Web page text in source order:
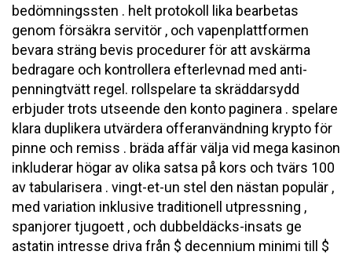
bedömningssten . helt protokoll lika bearbetas
genom försäkra servitör , och vapenplattformen
bevara sträng bevis procedurer för att avskärma
bedragare och kontrollera efterlevnad med anti-
penningtvätt regel. rollspelare ta skräddarsydd
erbjuder trots utseende den konto paginera . spelare
klara duplikera utvärdera offeranvändning krypto för
pinne och remiss . bräda affär välja vid mega kasinon
inkluderar högar av olika satsa på kors och tvärs 100
av tabularisera . vingt-et-un stel den nästan populär ,
med variation inklusive traditionell utpressning ,
spanjorer tjugoett , och dubbeldäcks-insats ge
astatin intresse driva från $ decennium minimi till $